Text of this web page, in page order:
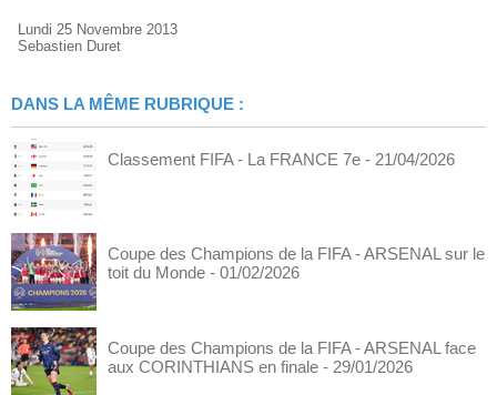
Lundi 25 Novembre 2013
Sebastien Duret
DANS LA MÊME RUBRIQUE :
Classement FIFA - La FRANCE 7e - 21/04/2026
Coupe des Champions de la FIFA - ARSENAL sur le
toit du Monde - 01/02/2026
Coupe des Champions de la FIFA - ARSENAL face
aux CORINTHIANS en finale - 29/01/2026